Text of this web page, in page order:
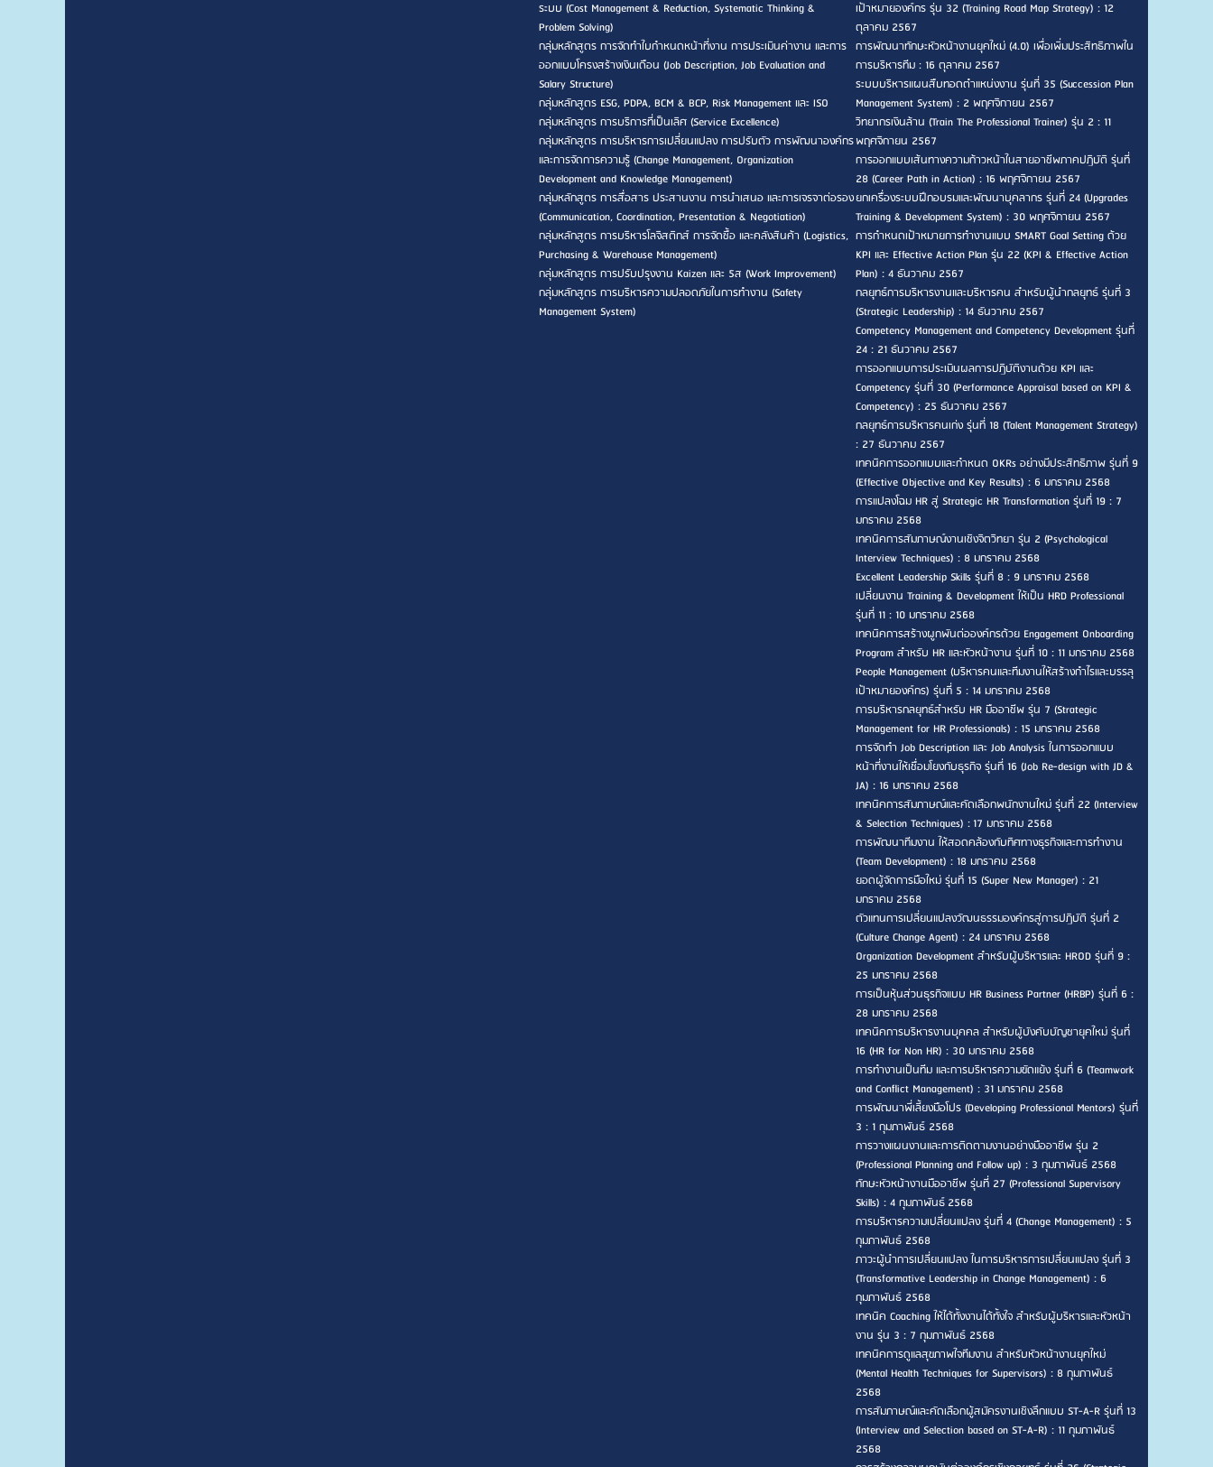
ระบบ (Cost Management & Reduction, Systematic Thinking &
Problem Solving)
กลุ่มหลักสูตร การจัดทำใบกำหนดหน้าที่งาน การประเมินค่างาน และการ
ออกแบบโครงสร้างเงินเดือน (Job Description, Job Evaluation and
Salary Structure)
กลุ่มหลักสูตร ESG, PDPA, BCM & BCP, Risk Management และ ISO
กลุ่มหลักสูตร การบริการที่เป็นเลิศ (Service Excellence)
กลุ่มหลักสูตร การบริหารการเปลี่ยนแปลง การปรับตัว การพัฒนาองค์กร
และการจัดการความรู้ (Change Management, Organization
Development and Knowledge Management)
กลุ่มหลักสูตร การสื่อสาร ประสานงาน การนำเสนอ และการเจรจาต่อรอง
(Communication, Coordination, Presentation & Negotiation)
กลุ่มหลักสูตร การบริหารโลจิสติกส์ การจัดซื้อ และคลังสินค้า (Logistics,
Purchasing & Warehouse Management)
กลุ่มหลักสูตร การปรับปรุงงาน Kaizen และ 5ส (Work Improvement)
กลุ่มหลักสูตร การบริหารความปลอดภัยในการทำงาน (Safety
Management System)
เป้าหมายองค์กร รุ่น 32 (Training Road Map Strategy) : 12
ตุลาคม 2567
การพัฒนาทักษะหัวหน้างานยุคใหม่ (4.0) เพื่อเพิ่มประสิทธิภาพใน
การบริหารทีม : 16 ตุลาคม 2567
ระบบบริหารแผนสืบทอดตำแหน่งงาน รุ่นที่ 35 (Succession Plan
Management System) : 2 พฤศจิกายน 2567
วิทยากรเงินล้าน (Train The Professional Trainer) รุ่น 2 : 11
พฤศจิกายน 2567
การออกแบบเส้นทางความก้าวหน้าในสายอาชีพภาคปฏิบัติ รุ่นที่
28 (Career Path in Action) : 16 พฤศจิกายน 2567
ยกเครื่องระบบฝึกอบรมและพัฒนาบุคลากร รุ่นที่ 24 (Upgrades
Training & Development System) : 30 พฤศจิกายน 2567
การกำหนดเป้าหมายการทำงานแบบ SMART Goal Setting ด้วย
KPI และ Effective Action Plan รุ่น 22 (KPI & Effective Action
Plan) : 4 ธันวาคม 2567
กลยุทธ์การบริหารงานและบริหารคน สำหรับผู้นำกลยุทธ์ รุ่นที่ 3
(Strategic Leadership) : 14 ธันวาคม 2567
Competency Management and Competency Development รุ่นที่
24 : 21 ธันวาคม 2567
การออกแบบการประเมินผลการปฏิบัติงานด้วย KPI และ
Competency รุ่นที่ 30 (Performance Appraisal based on KPI &
Competency) : 25 ธันวาคม 2567
กลยุทธ์การบริหารคนเก่ง รุ่นที่ 18 (Talent Management Strategy)
: 27 ธันวาคม 2567
เทคนิคการออกแบบและกำหนด OKRs อย่างมีประสิทธิภาพ รุ่นที่ 9
(Effective Objective and Key Results) : 6 มกราคม 2568
การแปลงโฉม HR สู่ Strategic HR Transformation รุ่นที่ 19 : 7
มกราคม 2568
เทคนิคการสัมภาษณ์งานเชิงจิตวิทยา รุ่น 2 (Psychological
Interview Techniques) : 8 มกราคม 2568
Excellent Leadership Skills รุ่นที่ 8 : 9 มกราคม 2568
เปลี่ยนงาน Training & Development ให้เป็น HRD Professional
รุ่นที่ 11 : 10 มกราคม 2568
เทคนิคการสร้างผูกพันต่อองค์กรด้วย Engagement Onboarding
Program สำหรับ HR และหัวหน้างาน รุ่นที่ 10 : 11 มกราคม 2568
People Management (บริหารคนและทีมงานให้สร้างกำไรและบรรลุ
เป้าหมายองค์กร) รุ่นที่ 5 : 14 มกราคม 2568
การบริหารกลยุทธ์สำหรับ HR มืออาชีพ รุ่น 7 (Strategic
Management for HR Professionals) : 15 มกราคม 2568
การจัดทำ Job Description และ Job Analysis ในการออกแบบ
หน้าที่งานให้เชื่อมโยงกับธุรกิจ รุ่นที่ 16 (Job Re-design with JD &
JA) : 16 มกราคม 2568
เทคนิคการสัมภาษณ์และคัดเลือกพนักงานใหม่ รุ่นที่ 22 (Interview
& Selection Techniques) : 17 มกราคม 2568
การพัฒนาทีมงาน ให้สอดคล้องกับทิศทางธุรกิจและการทำงาน
(Team Development) : 18 มกราคม 2568
ยอดผู้จัดการมือใหม่ รุ่นที่ 15 (Super New Manager) : 21
มกราคม 2568
ตัวแทนการเปลี่ยนแปลงวัฒนธรรมองค์กรสู่การปฏิบัติ รุ่นที่ 2
(Culture Change Agent) : 24 มกราคม 2568
Organization Development สำหรับผู้บริหารและ HROD รุ่นที่ 9 :
25 มกราคม 2568
การเป็นหุ้นส่วนธุรกิจแบบ HR Business Partner (HRBP) รุ่นที่ 6 :
28 มกราคม 2568
เทคนิคการบริหารงานบุคคล สำหรับผู้บังคับบัญชายุคใหม่ รุ่นที่
16 (HR for Non HR) : 30 มกราคม 2568
การทำงานเป็นทีม และการบริหารความขัดแย้ง รุ่นที่ 6 (Teamwork
and Conflict Management) : 31 มกราคม 2568
การพัฒนาพี่เลี้ยงมือโปร (Developing Professional Mentors) รุ่นที่
3 : 1 กุมภาพันธ์ 2568
การวางแผนงานและการติดตามงานอย่างมืออาชีพ รุ่น 2
(Professional Planning and Follow up) : 3 กุมภาพันธ์ 2568
ทักษะหัวหน้างานมืออาชีพ รุ่นที่ 27 (Professional Supervisory
Skills) : 4 กุมภาพันธ์ 2568
การบริหารความเปลี่ยนแปลง รุ่นที่ 4 (Change Management) : 5
กุมภาพันธ์ 2568
ภาวะผู้นำการเปลี่ยนแปลง ในการบริหารการเปลี่ยนแปลง รุ่นที่ 3
(Transformative Leadership in Change Management) : 6
กุมภาพันธ์ 2568
เทคนิค Coaching ให้ได้ทั้งงานได้ทั้งใจ สำหรับผู้บริหารและหัวหน้า
งาน รุ่น 3 : 7 กุมภาพันธ์ 2568
เทคนิคการดูแลสุขภาพใจทีมงาน สำหรับหัวหน้างานยุคใหม่
(Mental Health Techniques for Supervisors) : 8 กุมภาพันธ์
2568
การสัมภาษณ์และคัดเลือกผู้สมัครงานเชิงลึกแบบ ST-A-R รุ่นที่ 13
(Interview and Selection based on ST-A-R) : 11 กุมภาพันธ์
2568